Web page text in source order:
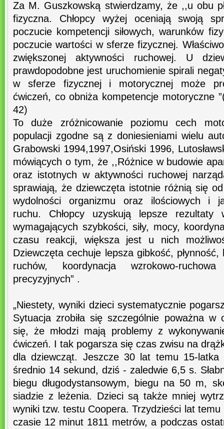
Za M. Guszkowską stwierdzamy, że ,,u obu
fizyczna. Chłopcy wyżej oceniają swoją
poczucie kompetencji siłowych, warunków
poczucie wartości w sferze fizycznej.
zwiększonej aktywności ruchowej. U
prawdopodobne jest uruchomienie spirali
w sferze fizycznej i motorycznej może
ćwiczeń, co obniża kompetencje motoryczne
42)
To duże zróżnicowanie poziomu cech
populacji zgodne są z doniesieniami wielu
Grabowski 1994,1997,Osiński 1996,
mówiących o tym, że ,,Różnice w budowie
oraz istotnych w aktywności ruchowej
sprawiają, że dziewczęta istotnie różnią się
wydolności organizmu oraz ilościowych i
ruchu. Chłopcy uzyskują lepsze rezultaty
wymagających szybkości, siły, mocy,
czasu reakcji, większa jest u nich
Dziewczęta cechuje lepsza gibkość,
ruchów, koordynacja wzrokowo-
precyzyjnych” .
„Niestety, wyniki dzieci systematycznie
Sytuacja zrobiła się szczególnie poważna w
się, że młodzi mają problemy z
ćwiczeń. I tak pogarsza się czas zwisu na
dla dziewcząt. Jeszcze 30 lat temu 15-latka
średnio 14 sekund, dziś - zaledwie 6,5 s.
biegu długodystansowym, biegu na 50 m,
siadzie z leżenia. Dzieci są także mniej
wyniki tzw. testu Coopera. Trzydzieści lat temu
czasie 12 minut 1811 metrów, a podczas